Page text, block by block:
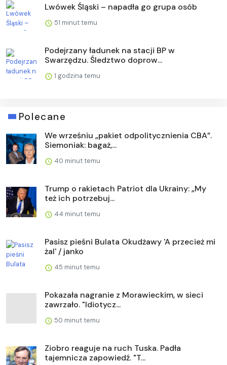
Lwówek Śląski – napadła go grupa osób
51 minut temu
Podejrzany ładunek na stacji BP w
Swarzędzu. Śledztwo doprow...
1 godzina temu
Polecane
We wrześniu „pakiet odpolitycznienia CBA”.
Siemoniak: bagaż,...
40 minut temu
Trump o rakietach Patriot dla Ukrainy: „My
też ich potrzebuj...
44 minut temu
Pasisz pieśni Bulata Okudżawy 'A przecież mi
żal' / janko
45 minut temu
Pokazała nagranie z Morawieckim, w sieci
zawrzało. "Idiotycz...
50 minut temu
Ziobro reaguje na ruch Tuska. Padła
tajemnicza zapowiedź. "T...